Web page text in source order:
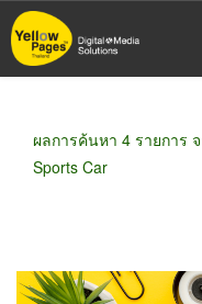
ข้าม
ไป
ผลการค้นหา 4 รายการ
Sports Car